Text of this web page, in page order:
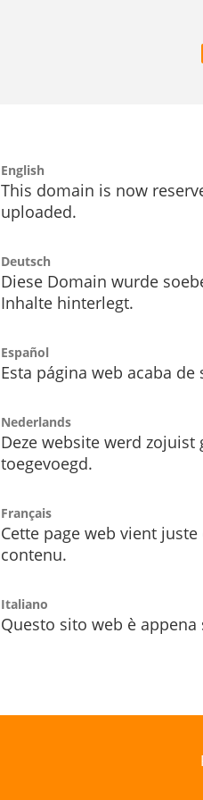
English
This domain is now
uploaded.
Deutsch
Diese Domain wurde
Inhalte hinterlegt.
Español
Esta página web acaba
Nederlands
Deze website werd
toegevoegd.
Français
Cette page web vient
contenu.
Italiano
Questo sito web è